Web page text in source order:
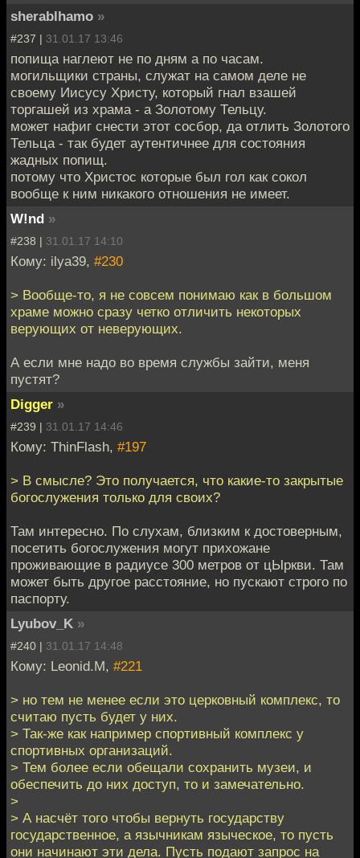
sherablhamo »
#237 | 31.01.17 13:46
попища наглеют не по дням а по часам.
могильщики страны, служат на самом деле не
своему Иисусу Христу, который гнал взашей
торгашей из храма - а Золотому Тельцу.
может нафиг снести этот сосбор, да отлить Золотого
Тельца - так будет аутентичнее для состояния
жадных попищ.
потому что Христос которые был гол как сокол
вообще к ним никакого отношения не имеет.
W!nd »
#238 | 31.01.17 14:10
Кому: ilya39, #230
> Вообще-то, я не совсем понимаю как в большом
храме можно сразу четко отличить некоторых
верующих от неверующих.
А если мне надо во время службы зайти, меня
пустят?
Digger »
#239 | 31.01.17 14:46
Кому: ThinFlash, #197
> В смысле? Это получается, что какие-то закрытые
богослужения только для своих?
Там интересно. По слухам, близким к достоверным,
посетить богослужения могут прихожане
проживающие в радиусе 300 метров от цЫркви. Там
может быть другое расстояние, но пускают строго по
паспорту.
Lyubov_K »
#240 | 31.01.17 14:48
Кому: Leonid.M, #221
> но тем не менее если это церковный комплекс, то
считаю пусть будет у них.
> Так-же как например спортивный комплекс у
спортивных организаций.
> Тем более если обещали сохранить музеи, и
обеспечить до них доступ, то и замечательно.
>
> А насчёт того чтобы вернуть государству
государственное, а язычникам языческое, то пусть
они начинают эти дела. Пусть подают запрос на